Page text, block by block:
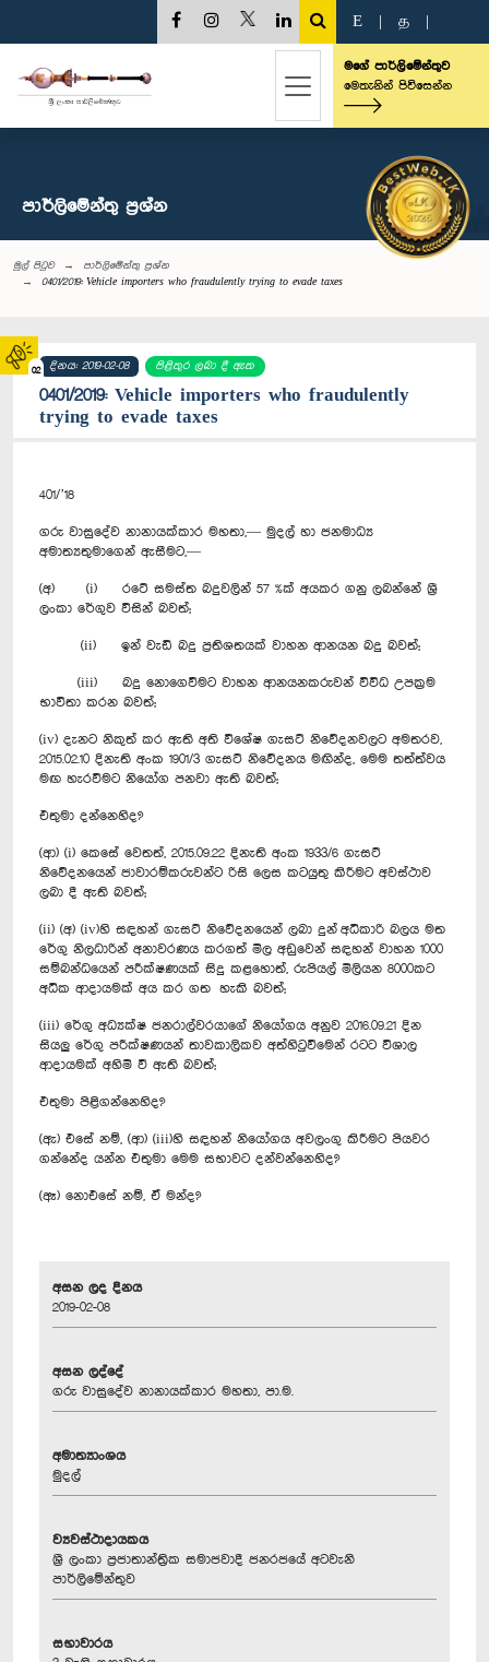
02
E த
මගේ පාර්ලිමේන්තුව
මෙතැනින් පිවිසෙන්න
පාර්ලි‌මේන්තු‌ ප්‍රශ්න
මුල් පිටුව
පාර්ලි‌මේන්තු‌ ප්‍රශ්න
0401/2019: Vehicle importers who fraudulently trying to evade taxes
දිනය: 2019-02-08 පිළිතුර ලබා දී ඇත
0401/2019: Vehicle importers who fraudulently
trying to evade taxes
401/’18
ගරු වාසුදේව නානායක්කාර මහතා,— මුදල් හා ජනමාධ්‍ය
අමාත්‍යතුමාගෙන් ඇසීමට,—
(අ) (i) රටේ සමස්ත බදුවලින් 57 %ක් අයකර ගනු ලබන්නේ ශ්‍රී
ලංකා රේගුව විසින් බවත්;
(ii) ඉන් වැඩි බදු ප්‍රතිශතයක් වාහන ආනයන බදු බවත්;
(iii) බදු නොගෙවීමට වාහන ආනයනකරුවන් විවිධ උපක්‍රම
භාවිතා කරන බවත්;
(iv) දැනට නිකුත් කර ඇති අති විශේෂ ගැසට් නිවේදනවලට අමතරව,
2015.02.10 දිනැති අංක 1901/3 ගැසට් නිවේදනය මඟින්ද, මෙම තත්ත්වය
මඟ හැරවීමට නියෝග පනවා ඇති බවත්;
එතුමා දන්නෙහිද?
(ආ) (i) කෙසේ වෙතත්, 2015.09.22 දිනැති අංක 1933/6 ගැසට්
නිවේදනයෙන් ජාවාරම්කරුවන්ට රිසි ලෙස කටයුතු කිරීමට අවස්ථාව
ලබා දී ඇති බවත්;
(ii) (අ) (iv)හි සඳහන් ගැසට් නිවේදනයෙන් ලබා දුන් අධිකාරි බලය මත
රේගු නිලධාරින් අනාවරණය කරගත් මිල අඩුවෙන් සඳහන් වාහන 1000
සම්බන්ධයෙන් පරීක්ෂණයක් සිදු කළහොත්, රුපියල් මිලියන 8000කට
අධික ආදායමක් අය කර ගත හැකි බවත්;
(iii) රේගු අධ්‍යක්ෂ ජනරාල්වරයාගේ නියෝගය අනුව 2016.09.21 දින
සියලු රේගු පරීක්ෂණයන් තාවකාලිකව අත්හිටුවීමෙන් රටට විශාල
ආදායමක් අහිමි වී ඇති බවත්;
එතුමා පිළිගන්නෙහිද?
(ඇ) එසේ නම්, (ආ) (iii)හි සඳහන් නියෝගය අවලංගු කිරීමට පියවර
ගන්නේද යන්න එතුමා මෙම සභාවට දන්වන්නෙහිද?
(ඈ) නොඑසේ නම්, ඒ මන්ද?
අසන ලද දිනය
2019-02-08
අසන ලද්දේ
ගරු වාසුදේව නානායක්කාර මහතා, පා.ම.
අමාත්‍යාංශය
මුදල්
ව්‍යවස්ථාදායකය
ශ්‍රී ලංකා ප්‍රජාතාන්ත්‍රික සමාජවාදී ජනරජයේ අටවැනි
පාර්ලිමේන්තුව
සභාවාරය